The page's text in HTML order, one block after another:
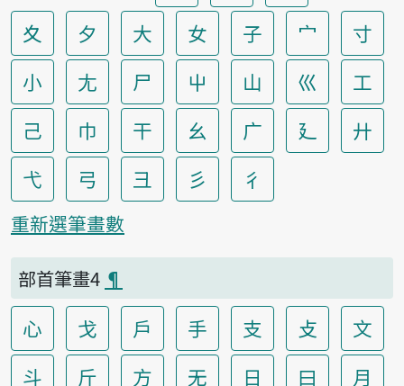
夊
夕 大 女 子 宀
寸
小
尢 尸 屮 山 巛
工
己
巾 干 幺 广 廴
廾
弋
弓 彐 彡 彳
重新選筆畫數
部首筆畫4 ¶
心 戈 戶 手 支 攴
文
斗
斤 方 无 日 曰 月